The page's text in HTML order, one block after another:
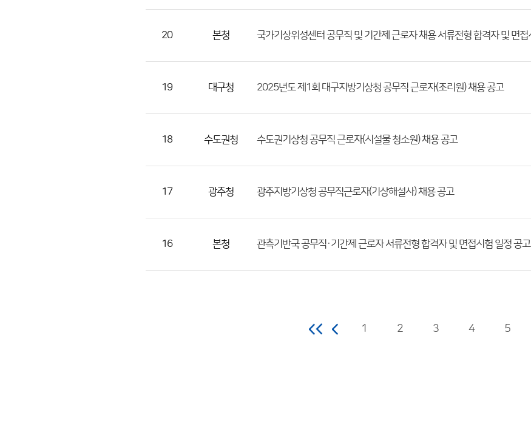
목,
의
를
20 본청
19 대구청 2025년도 제1회 대구지방기상청 공무직 근로자(조리원) 채용 공고
18 수도권청 수도권기상청 공무직 근로자(시설물 청소원) 채용 공고
17 광주청 광주지방기상청 공무직근로자(기상해설사) 채용 공고
16 본청 관측기반국 공무직·기간제 근로자 서류전형 합격자 및 면접시험 일정 공고
1 2 3 4 5